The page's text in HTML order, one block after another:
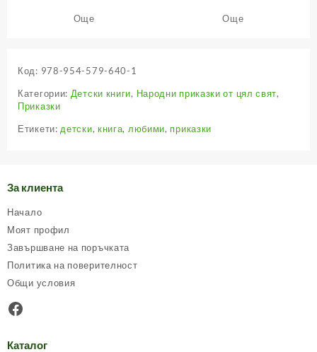
Още Още
Код: 978-954-579-640-1
Категории: Детски книги, Народни приказки от цял свят,
Приказки
Етикети:детски, книга, любими, приказки
За клиента
Начало
Моят профил
Завършване на поръчката
Политика на поверителност
Общи условия
Facebook
Каталог